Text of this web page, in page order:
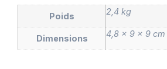
Poids 2,4 kg
Dimensions 4,8 × 9 × 9 cm